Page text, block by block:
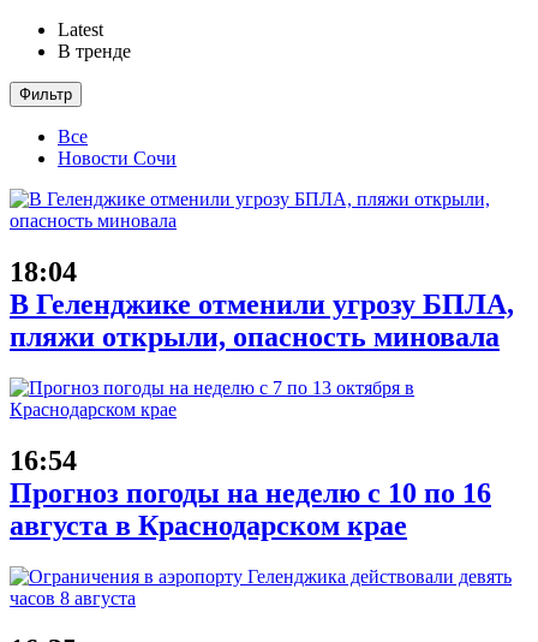
Latest
В тренде
Фильтр
Все
Новости Сочи
18:04
В Геленджике отменили угрозу БПЛА,
пляжи открыли, опасность миновала
16:54
Прогноз погоды на неделю с 10 по 16
августа в Краснодарском крае